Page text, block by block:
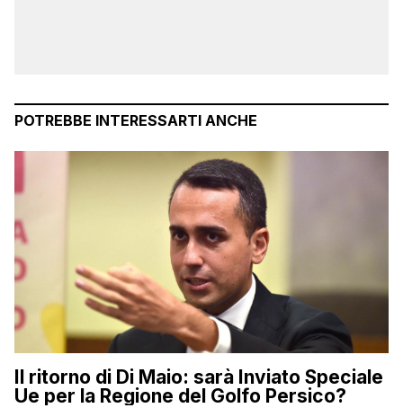
POTREBBE INTERESSARTI ANCHE
Il ritorno di Di Maio: sarà Inviato Speciale
Ue per la Regione del Golfo Persico?